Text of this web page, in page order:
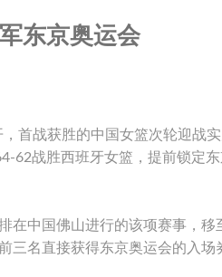
东京奥运会
首战获胜的中国女篮次轮迎战
62战胜西班牙女篮，提前锁定
中国佛山进行的该项赛事，移
三名直接获得东京奥运会的入场